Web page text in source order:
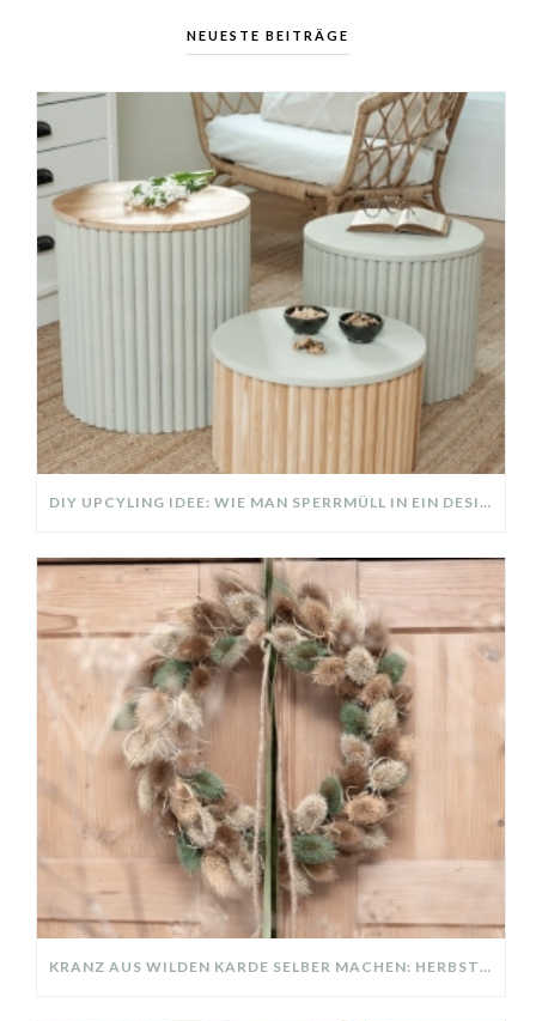
NEUESTE BEITRÄGE
DIY UPCYLING IDEE: WIE MAN SPERRMÜLL IN EIN DESIGNER TEIL VERWANDELT
KRANZ AUS WILDEN KARDE SELBER MACHEN: HERBSTDEKO GANZ EINFACH